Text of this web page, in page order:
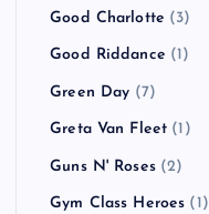
Good Charlotte (3)
Good Riddance (1)
Green Day (7)
Greta Van Fleet (1)
Guns N' Roses(2)
Gym Class Heroes (1)